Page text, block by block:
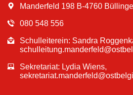
Manderfeld 198 B-4760
080 548 556
Schulleiterein: Sandra
Sekretariat: Lydia Wiens,